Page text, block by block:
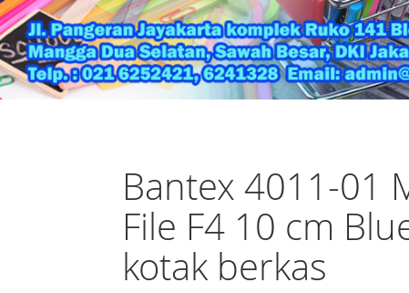
Bantex 4011-01
File F4 10 cm
kotak berkas